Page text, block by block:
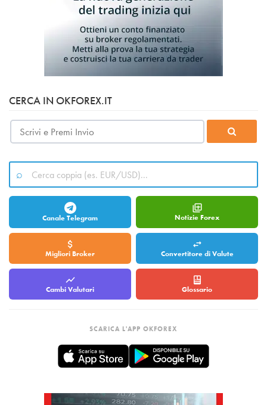
CERCA IN OKFOREX.IT
Canale Telegram Notizie Forex
Migliori Broker Convertitore di Valute
Cambi Valutari Glossario
SCARICA L'APP OKFOREX